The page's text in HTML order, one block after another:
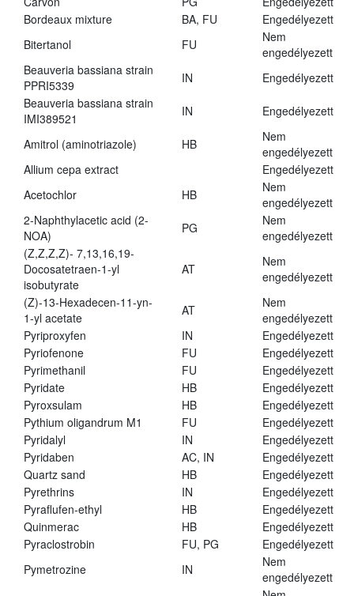
Bordeaux mixture
BA, FU
Engedélyezett
Bitertanol
FU
Nem
engedélyezett
Beauveria bassiana strain
PPRI5339
IN
Engedélyezett
Beauveria bassiana strain
IMI389521
IN Engedélyezett
Amitrol (aminotriazole) HB
Nem
engedélyezett
Allium cepa extract
Engedélyezett
Acetochlor
HB
Nem
engedélyezett
2-Naphthylacetic acid (2-
NOA)
PG
Nem
engedélyezett
(Z,Z,Z,Z)- 7,13,16,19-
Docosatetraen-1-yl
isobutyrate
AT
Nem
engedélyezett
(Z)-13-Hexadecen-11-yn-
1-yl acetate
AT
Nem
engedélyezett
Pyriproxyfen
IN
Engedélyezett
Pyriofenone
FU
Engedélyezett
Pyrimethanil
FU
Engedélyezett
Pyridate
HB
Engedélyezett
Pyroxsulam
HB
Engedélyezett
Pythium oligandrum M1
FU
Engedélyezett
Pyridalyl
IN
Engedélyezett
Pyridaben
AC, IN
Engedélyezett
Quartz sand
HB
Engedélyezett
Pyrethrins
IN
Engedélyezett
Pyraflufen-ethyl
HB
Engedélyezett
Quinmerac
HB
Engedélyezett
Pyraclostrobin
FU, PG
Engedélyezett
Pymetrozine
IN
Nem
engedélyezett